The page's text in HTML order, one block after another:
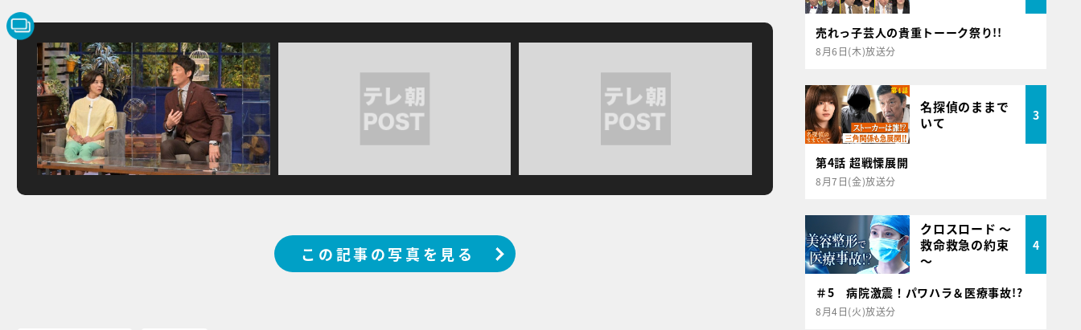
この記事の写真を見る
売れっ子芸人の貴重トーーク祭り!!
8月6日(木)放送分
名探偵のままで
いて
3
第4話 超戦慄展開
8月7日(金)放送分
クロスロード ～
救命救急の約束
～
4
＃5 病院激震！パワハラ＆医療事故!?
8月4日(火)放送分